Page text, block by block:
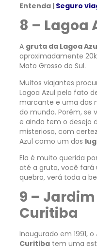
Entenda | Seguro
8 – Lagoa
A gruta da Lagoa
aproximadamente
Mato Grosso do Sul.
Muitos viajantes
Lagoa Azul pelo fato
marcante e uma das
do mundo. Porém, se
e ainda tem o desejo
misterioso, com
Azul como um dos
Ela é muito querida
até a gruta, você fará
quebra, verá toda a
9 –
Curitiba
Inaugurado em 1991, o
Curitiba tem uma